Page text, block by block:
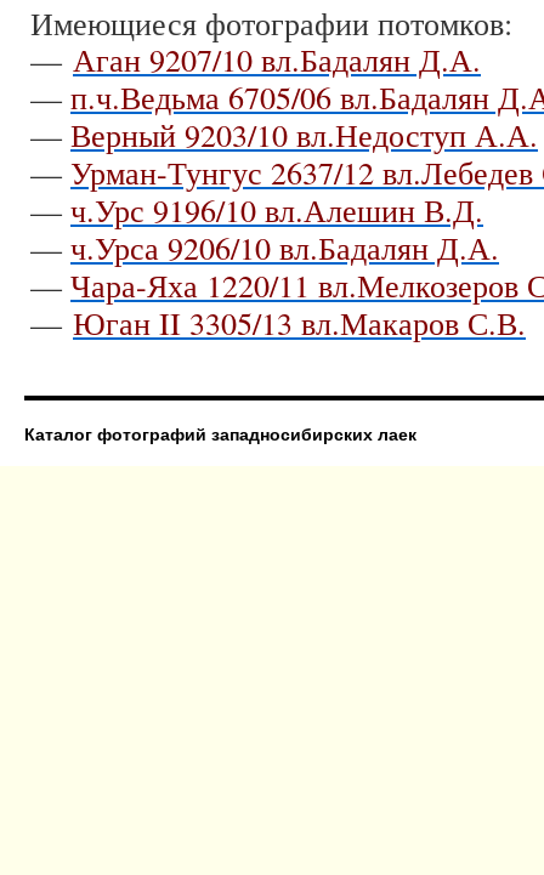
Имеющиеся фотографии потомков:
— Аган 9207/10 вл.Бадалян Д.А.
— п.ч.Ведьма 6705/06 вл.Бадалян
— Верный 9203/10 вл.Недоступ А.А.
— Урман-Тунгус 2637/12
— ч.Урс 9196/10 вл.Алешин В.Д.
— ч.Урса 9206/10 вл.Бадалян Д.А.
— Чара-Яха 1220/11 вл.Мелкозеров
— Юган II 3305/13 вл.Макаров С.В.
Каталог фотографий западносибирских лаек